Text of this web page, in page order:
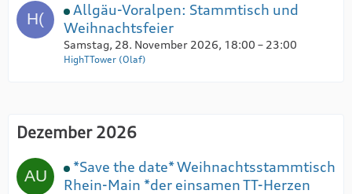
Allgäu-Voralpen: Stammtisch und
Weihnachtsfeier
Samstag, 28. November 2026, 18:00 – 23:00
HighTTower (Olaf)
Dezember 2026
*Save the date* Weihnachtsstammtisch
Rhein-Main *der einsamen TT-Herzen